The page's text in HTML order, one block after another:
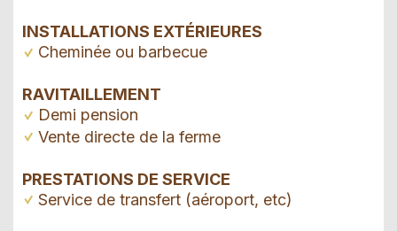
INSTALLATIONS EXTÉRIEURES
Cheminée ou barbecue
RAVITAILLEMENT
Demi pension
Vente directe de la ferme
PRESTATIONS DE SERVICE
Service de transfert (aéroport, etc)